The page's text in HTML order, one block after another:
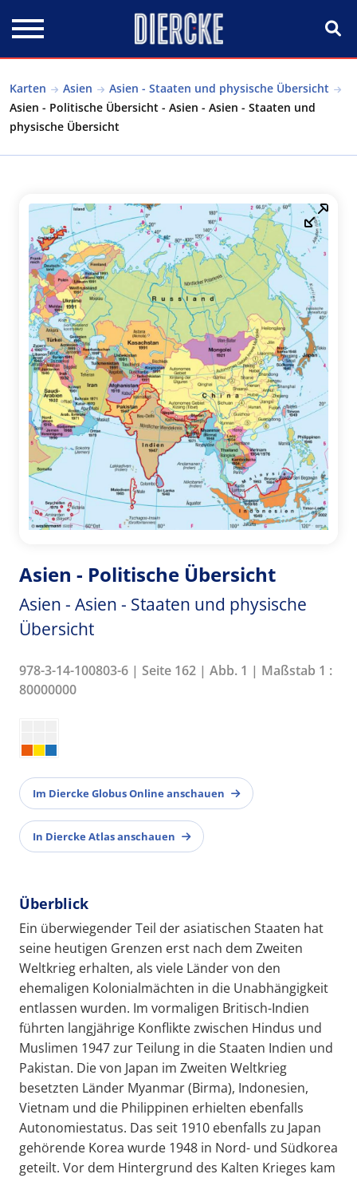
Karten Asien
Asien - Staaten und physische Übersicht
Asien - Politische Übersicht - Asien - Asien - Staaten und
physische Übersicht
Asien - Politische Übersicht
Asien - Asien - Staaten und physische
Übersicht
978-3-14-100803-6 | Seite 162 | Abb. 1 | Maßstab 1 :
80000000
Im Diercke Globus Online anschauen
In Diercke Atlas anschauen
Überblick
Ein überwiegender Teil der asiatischen Staaten hat
seine heutigen Grenzen erst nach dem Zweiten
Weltkrieg erhalten, als viele Länder von den
ehemaligen Kolonialmächten in die Unabhängigkeit
entlassen wurden. Im vormaligen Britisch-Indien
führten langjährige Konflikte zwischen Hindus und
Muslimen 1947 zur Teilung in die Staaten Indien und
Pakistan. Die von Japan im Zweiten Weltkrieg
besetzten Länder Myanmar (Birma), Indonesien,
Vietnam und die Philippinen erhielten ebenfalls
Autonomiestatus. Das seit 1910 ebenfalls zu Japan
gehörende Korea wurde 1948 in Nord- und Südkorea
geteilt. Vor dem Hintergrund des Kalten Krieges kam